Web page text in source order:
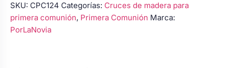
para
primera
comunión
SKU: CPC124 Categorías: Cruces de madera para
primera comunión, Primera Comunión Marca:
PorLaNovia